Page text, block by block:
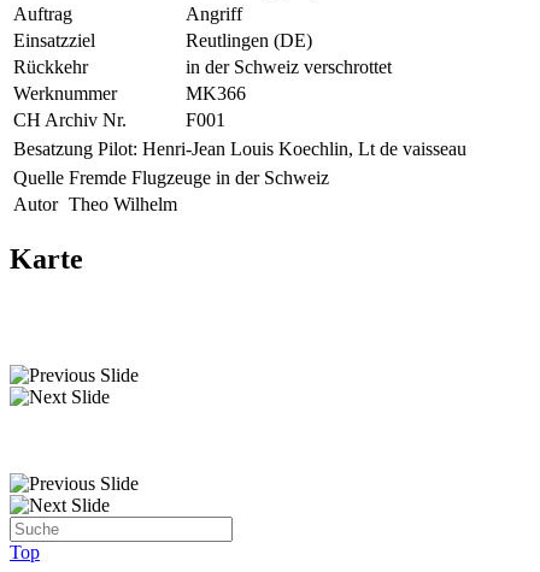
Auftrag
Angriff
Einsatzziel
Reutlingen (DE)
Rückkehr
in der Schweiz verschrottet
Werknummer
MK366
CH Archiv Nr.
F001
Besatzung Pilot: Henri-Jean Louis Koechlin, Lt de vaisseau
Quelle Fremde Flugzeuge in der Schweiz
Autor Theo Wilhelm
Karte
Top